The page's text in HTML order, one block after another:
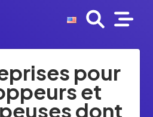
pour
et
dont